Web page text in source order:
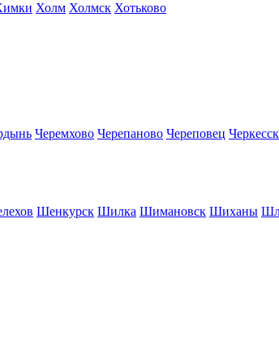
Холм Холмск Хотьково
Черемхово Черепаново Череповец Черкесск
Шенкурск Шилка Шимановск Шиханы